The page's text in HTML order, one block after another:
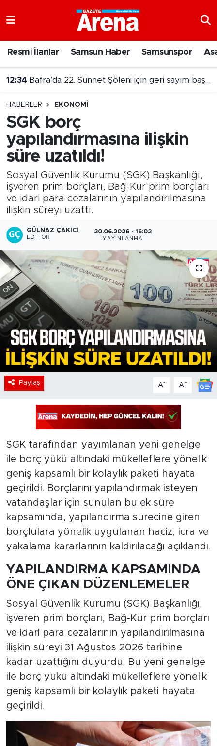
Resmi İlanlar Samsun Haber Samsunspor
12:34 Bafra’da 22. Sünnet Şöleni için geri sayım başladı
12:23 Samsun'da 5 ilçede su kesintisi alarmı!
HABERLER EKONOMI
SGK borç
yapılandırmasına ilişkin
süre uzatıldı!
Sosyal Güvenlik Kurumu (SGK) Başkanlığı,
işveren prim borçları, Bağ-Kur prim borçları
ve idari para cezalarının yapılandırılmasına
ilişkin süreyi uzattı.
GÜLNAZ ÇAKICI
EDITÖR
20.06.2026 - 16:02
YAYINLANMA
Paylaş A- A+
SGK tarafından yayımlanan yeni genelge
ile borç yükü altındaki mükelleflere yönelik
geniş kapsamlı bir kolaylık paketi hayata
geçirildi. Borçlarını yapılandırmak isteyen
vatandaşlar için sunulan bu ek süre
kapsamında, yapılandırma sürecine giren
borçlulara yönelik uygulanan haciz, icra ve
yakalama kararlarının kaldırılacağı açıklandı.
YAPILANDIRMA KAPSAMINDA
ÖNE ÇIKAN DÜZENLEMELER
Sosyal Güvenlik Kurumu (SGK) Başkanlığı,
işveren prim borçları, Bağ-Kur prim borçları
ve idari para cezalarının yapılandırılmasına
ilişkin süreyi 31 Ağustos 2026 tarihine
kadar uzattığını duyurdu. Bu yeni genelge
ile borç yükü altındaki mükelleflere yönelik
geniş kapsamlı bir kolaylık paketi hayata
geçirildi.
Samsun Namaz Vakitleri
Süper Lig Puan Durumu ve Fikstür
Tüm Manşetler
Son Dakika Haberleri
Haber Arşivi